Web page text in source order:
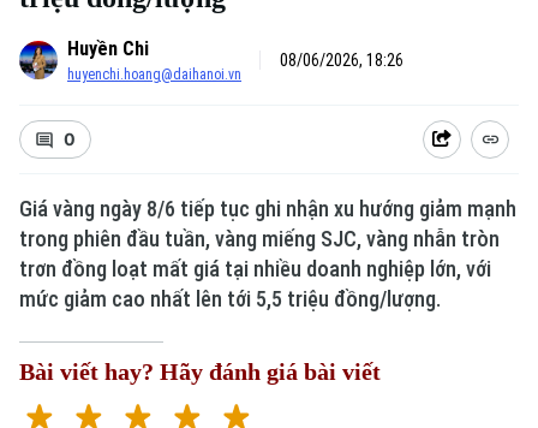
Xu hướng
Huyền Chi
huyenchi.hoang@daihanoi.vn
08/06/2026, 18:26
0
Giá vàng ngày 8/6 tiếp tục ghi nhận xu hướng giảm mạnh
trong phiên đầu tuần, vàng miếng SJC, vàng nhẫn tròn
trơn đồng loạt mất giá tại nhiều doanh nghiệp lớn, với
mức giảm cao nhất lên tới 5,5 triệu đồng/lượng.
Bài viết hay? Hãy đánh giá bài viết